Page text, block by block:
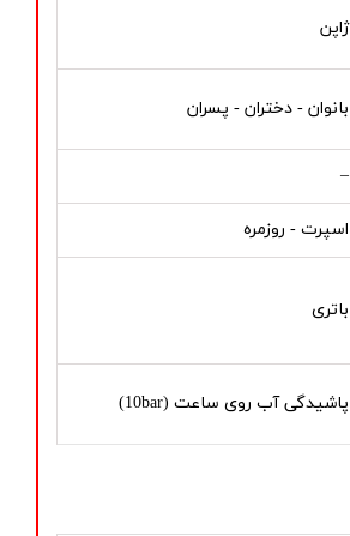
ژاپن
بانوان - دختران - پسران
–
اسپرت - روزمره
باتری
پاشیدگی آب روی ساعت (10bar)